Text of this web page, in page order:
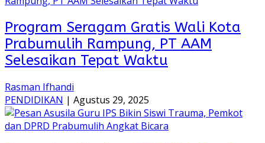
Program Seragam Gratis Wali Kota
Prabumulih Rampung, PT AAM
Selesaikan Tepat Waktu
Rasman Ifhandi
PENDIDIKAN | Agustus 29, 2025